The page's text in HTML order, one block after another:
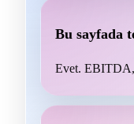
Bu sayfada
Evet. EBITDA,